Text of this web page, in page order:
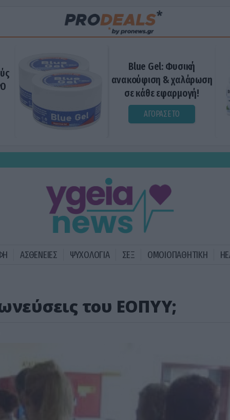
Blue Gel: Φυσική
ανακούφιση & χαλάρωση
σε κάθε εφαρμογή!
ΑΓΟΡΑΣΕ ΤΟ
ΑΣΘΕΝΕΙΕΣ ΨΥΧΟΛΟΓΙΑ ΣΕΞ ΟΜΟΙΟΠΑΘΗΤΙΚΗ
του ΕΟΠΥΥ;